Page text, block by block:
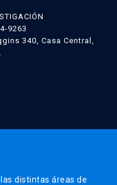
9263
340, Casa Central,
distintas áreas de